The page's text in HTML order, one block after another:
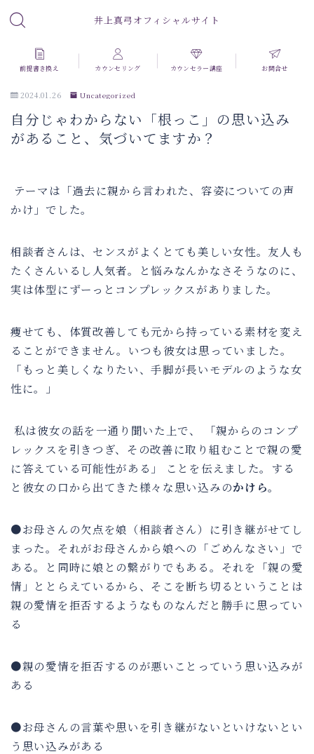
井上真弓オフィシャルサイト
前提書き換え カウンセリング カウンセラー講座 お問合せ
2024.01.26 Uncategorized
自分じゃわからない「根っこ」の思い込み
があること、気づいてますか？
テーマは「過去に親から言われた、容姿についての声
かけ」でした。
相談者さんは、センスがよくとても美しい女性。友人も
たくさんいるし人気者。と悩みなんかなさそうなのに、
実は体型にずーっとコンプレックスがありました。
痩せても、体質改善しても元から持っている素材を変え
ることができません。いつも彼女は思っていました。
「もっと美しくなりたい、手脚が長いモデルのような女
性に。」
私は彼女の話を一通り聞いた上で、 「親からのコンプ
レックスを引きつぎ、その改善に取り組むことで親の愛
に答えている可能性がある」 ことを伝えました。する
と彼女の口から出てきた様々な思い込みのかけら。
●お母さんの欠点を娘（相談者さん）に引き継がせてし
まった。それがお母さんから娘への「ごめんなさい」で
ある。と同時に娘との繋がりでもある。それを「親の愛
情」ととらえているから、そこを断ち切るということは
親の愛情を拒否するようなものなんだと勝手に思ってい
る
●親の愛情を拒否するのが悪いことっていう思い込みが
ある
●お母さんの言葉や思いを引き継がないといけないとい
う思い込みがある